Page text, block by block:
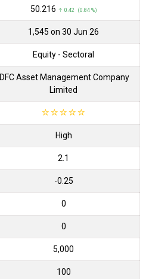
₹50.216 ↑ 0.42 (0.84 %)
₹1,545 on 30 Jun 26
Equity - Sectoral
IDFC Asset Management Company
Limited
☆☆☆☆☆
High
2.1
-0.25
0
0
5,000
100